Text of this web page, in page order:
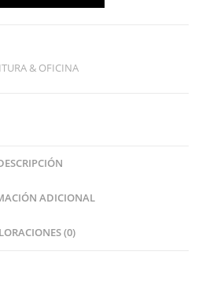
& OFICINA
ADICIONAL
(0)